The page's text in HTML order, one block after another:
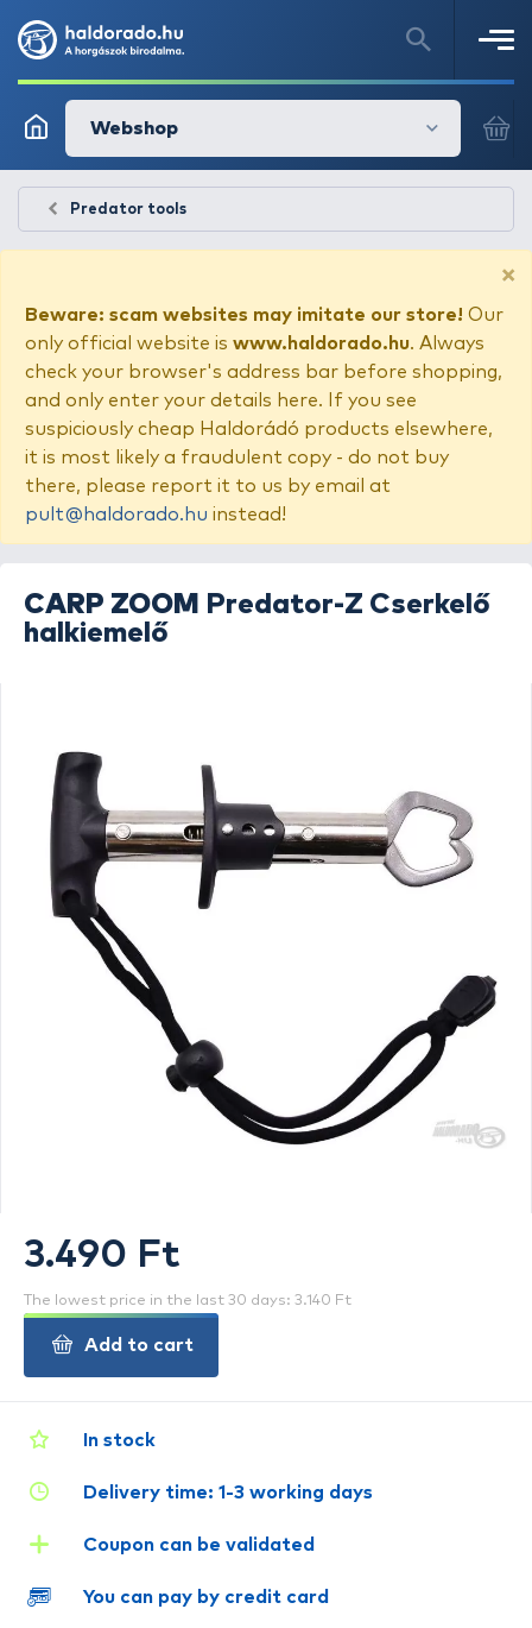
Webshop
Predator tools
×
Beware: scam websites may imitate our store! Our
only official website is www.haldorado.hu. Always
check your browser's address bar before shopping,
and only enter your details here. If you see
suspiciously cheap Haldorádó products elsewhere,
it is most likely a fraudulent copy - do not buy
there, please report it to us by email at
pult@haldorado.hu instead!
CARP ZOOM
Predator-Z Cserkelő
halkiemelő
In stock
Delivery time: 1-3 working days
Coupon can be validated
You can pay by credit card
3.490 Ft
The lowest price in the last 30 days: 3.140 Ft
Add to cart